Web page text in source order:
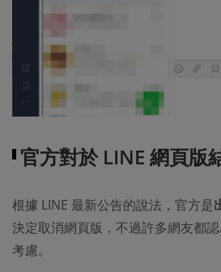
官方對於 LINE 網頁版
根據 LINE 最新公告的說法，官方是
決定取消網頁版，不過許多網友都
考慮。